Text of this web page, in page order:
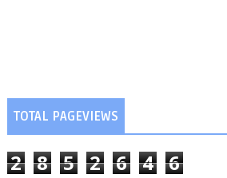
TOTAL PAGEVIEWS
2 8 5 2 6 4 6